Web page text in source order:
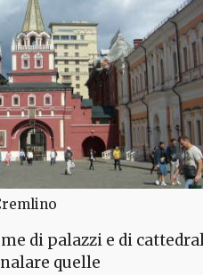
di palazzi e di
quelle